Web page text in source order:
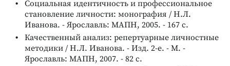
Социальная идентичность и профессиональное
становление личности: монография / Н.Л.
Иванова. - Ярославль: МАПН, 2005. - 167 с.
Качественный анализ: репертуарные личностные
методики / Н.Л. Иванова. - Изд. 2-е. - М. -
Ярославль: МАПН, 2007. - 82 с.